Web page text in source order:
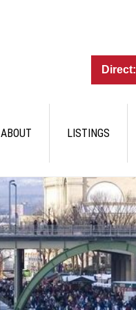
Direct:
ABOUT LISTINGS